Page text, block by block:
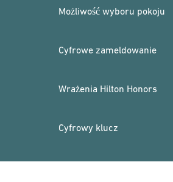
Możliwość wyboru pokoju
Cyfrowe zameldowanie
Wrażenia Hilton Honors
Cyfrowy klucz